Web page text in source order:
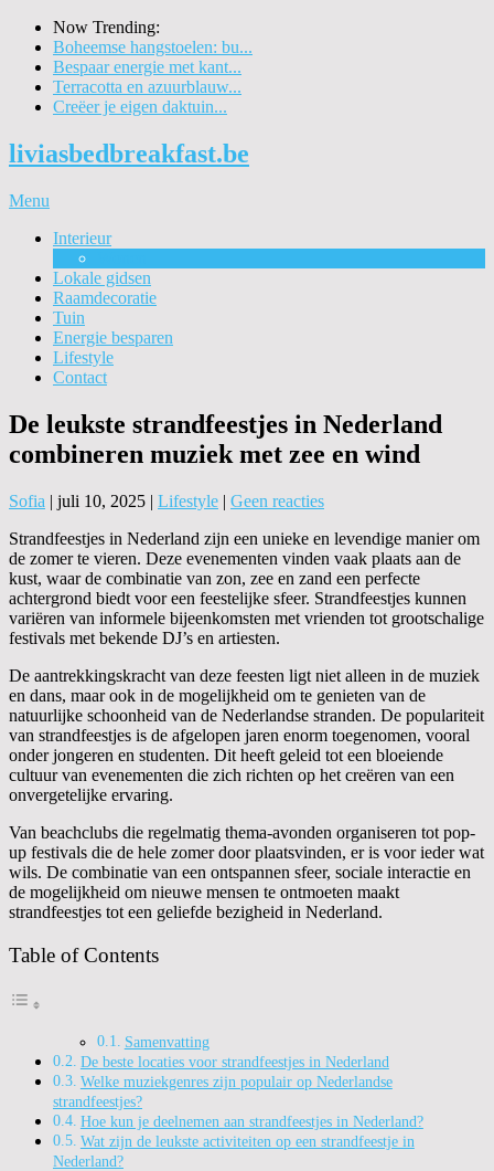
Now Trending:
Boheemse hangstoelen: bu...
Bespaar energie met kant...
Terracotta en azuurblauw...
Creëer je eigen daktuin...
liviasbedbreakfast.be
Menu
Interieur
Lokale gidsen
Raamdecoratie
Tuin
Energie besparen
Lifestyle
Contact
De leukste strandfeestjes in Nederland
combineren muziek met zee en wind
Sofia | juli 10, 2025 | Lifestyle | Geen reacties
Strandfeestjes in Nederland zijn een unieke en levendige manier om
de zomer te vieren. Deze evenementen vinden vaak plaats aan de
kust, waar de combinatie van zon, zee en zand een perfecte
achtergrond biedt voor een feestelijke sfeer. Strandfeestjes kunnen
variëren van informele bijeenkomsten met vrienden tot grootschalige
festivals met bekende DJ’s en artiesten.
De aantrekkingskracht van deze feesten ligt niet alleen in de muziek
en dans, maar ook in de mogelijkheid om te genieten van de
natuurlijke schoonheid van de Nederlandse stranden. De populariteit
van strandfeestjes is de afgelopen jaren enorm toegenomen, vooral
onder jongeren en studenten. Dit heeft geleid tot een bloeiende
cultuur van evenementen die zich richten op het creëren van een
onvergetelijke ervaring.
Van beachclubs die regelmatig thema-avonden organiseren tot pop-
up festivals die de hele zomer door plaatsvinden, er is voor ieder wat
wils. De combinatie van een ontspannen sfeer, sociale interactie en
de mogelijkheid om nieuwe mensen te ontmoeten maakt
strandfeestjes tot een geliefde bezigheid in Nederland.
Table of Contents
Samenvatting
De beste locaties voor strandfeestjes in Nederland
Welke muziekgenres zijn populair op Nederlandse
strandfeestjes?
Hoe kun je deelnemen aan strandfeestjes in Nederland?
Wat zijn de leukste activiteiten op een strandfeestje in
Nederland?